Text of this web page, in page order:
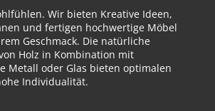
Wir bieten Kreative Ideen,
und fertigen hochwertige Möbel
Geschmack. Die natürliche
Holz in Kombination mit
Metall oder Glas bieten optimalen
Individualität.